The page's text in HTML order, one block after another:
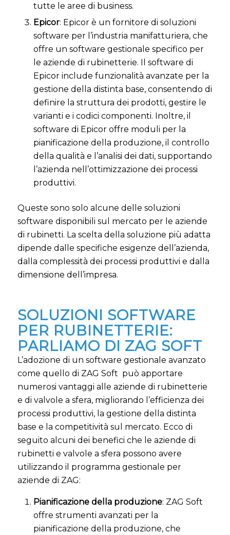
tutte le aree di business.
Epicor: Epicor è un fornitore di soluzioni
software per l’industria manifatturiera, che
offre un software gestionale specifico per
le aziende di rubinetterie. Il software di
Epicor include funzionalità avanzate per la
gestione della distinta base, consentendo di
definire la struttura dei prodotti, gestire le
varianti e i codici componenti. Inoltre, il
software di Epicor offre moduli per la
pianificazione della produzione, il controllo
della qualità e l’analisi dei dati, supportando
l’azienda nell’ottimizzazione dei processi
produttivi.
Queste sono solo alcune delle soluzioni
software disponibili sul mercato per le aziende
di rubinetti. La scelta della soluzione più adatta
dipende dalle specifiche esigenze dell’azienda,
dalla complessità dei processi produttivi e dalla
dimensione dell’impresa.
SOLUZIONI SOFTWARE
PER RUBINETTERIE:
PARLIAMO DI ZAG SOFT
L’adozione di un software gestionale avanzato
come quello di ZAG Soft può apportare
numerosi vantaggi alle aziende di rubinetterie
e di valvole a sfera, migliorando l’efficienza dei
processi produttivi, la gestione della distinta
base e la competitività sul mercato. Ecco di
seguito alcuni dei benefici che le aziende di
rubinetti e valvole a sfera possono avere
utilizzando il programma gestionale per
aziende di ZAG:
Pianificazione della produzione: ZAG Soft
offre strumenti avanzati per la
pianificazione della produzione, che